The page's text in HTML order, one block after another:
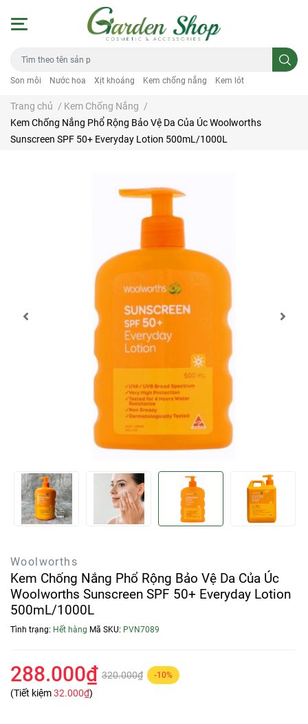
Son môi Nước hoa Xịt khoáng Kem chống nắng Kem lót
Trang chủ / Kem Chống Nắng /
Kem Chống Nắng Phổ Rộng Bảo Vệ Da Của Úc Woolworths
Sunscreen SPF 50+ Everyday Lotion 500mL/1000L
Woolworths
Kem Chống Nắng Phổ Rộng Bảo Vệ Da Của Úc
Woolworths Sunscreen SPF 50+ Everyday Lotion
500mL/1000L
Tình trạng: Hết hàng Mã SKU: PVN7089
288.000₫ 320.000₫ -10%
(Tiết kiệm32.000₫)